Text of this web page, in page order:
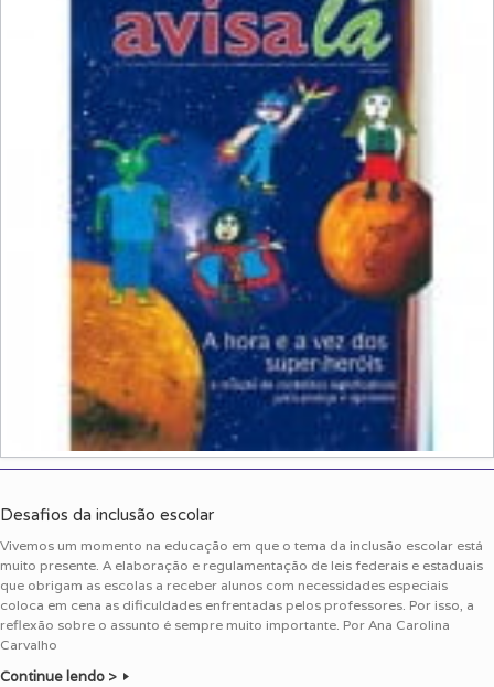
Desafios da inclusão escolar
Vivemos um momento na educação em que o tema da inclusão escolar está
muito presente. A elaboração e regulamentação de leis federais e estaduais
que obrigam as escolas a receber alunos com necessidades especiais
coloca em cena as dificuldades enfrentadas pelos professores. Por isso, a
reflexão sobre o assunto é sempre muito importante. Por Ana Carolina
Carvalho
Continue lendo >